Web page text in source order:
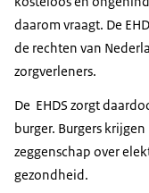
daarom vraagt. De
de rechten van
zorgverleners.
De EHDS zorgt
burger. Burgers
zeggenschap over
gezondheid.